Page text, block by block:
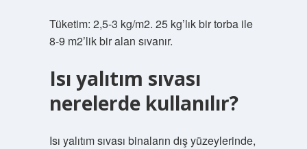
Tüketim: 2,5-3 kg/m2. 25 kg’lık bir torba ile
8-9 m2’lik bir alan sıvanır.
Isı yalıtım sıvası
nerelerde kullanılır?
Isı yalıtım sıvası binaların dış yüzeylerinde,